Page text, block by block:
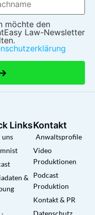
möchte den
Law-Newsletter
→
Links
uns
&
Kontakt
Anwaltsprofile
Video
Produktionen
Podcast
Produktion
Kontakt & PR
Datenschutz